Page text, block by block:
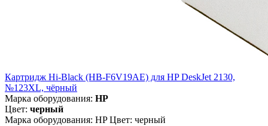
Картридж Hi-Black (HB-F6V19AE) для HP DeskJet 2130,
№123XL, чёрный
Марка оборудования: HP
Цвет: черный
Марка оборудования: HP Цвет: черный